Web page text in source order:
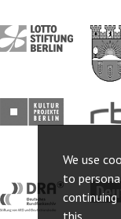
We use
to
this.
http://www.lotto-
stiftung-
http://
berlin.de/
http://www.dra.de/